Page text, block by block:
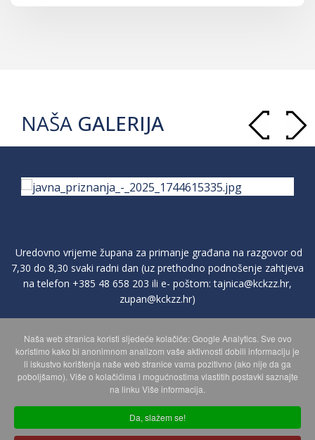
NAŠA GALERIJA
Uredovno vrijeme župana za primanje građana na razgovor od
7,30 do 8,30 svaki radni dan (uz prethodno podnošenje zahtjeva
na telefon +385 48 658 203 ili e- poštom:tajnica@kckzz.hr,
zupan@kckzz.hr)
POLITIKA ZAŠTITE PRIVATNOSTI OSOBNIH PODATAKA
MAPA WEBA
Copyright © 2026 Koprivničko - križevačka županija. Sva prava
Naša web stranica koristi sljedeće kolačiće: Google Analytics. Sve ovo
koristimo kako bi anonimnom analizom vaše aktivnosti dobili informaciju je
li iskustvo korištenja naše web stranice vama pozitivno (ako nije da ga
poboljšamo). Više o kolačićima i mogućnostima vlastitih postavki saznajte
na linku Više informacija.
Da, slažem se!